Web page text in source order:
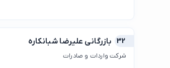
32 بازرگانی علیرضا شبانکاره
شرکت واردات و صادرات